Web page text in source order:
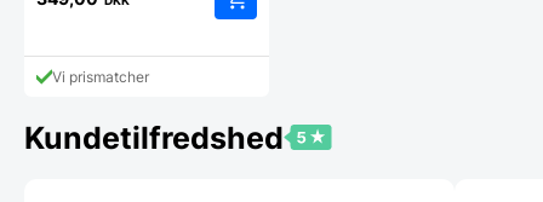
Vi prismatcher
Kundetilfredshed